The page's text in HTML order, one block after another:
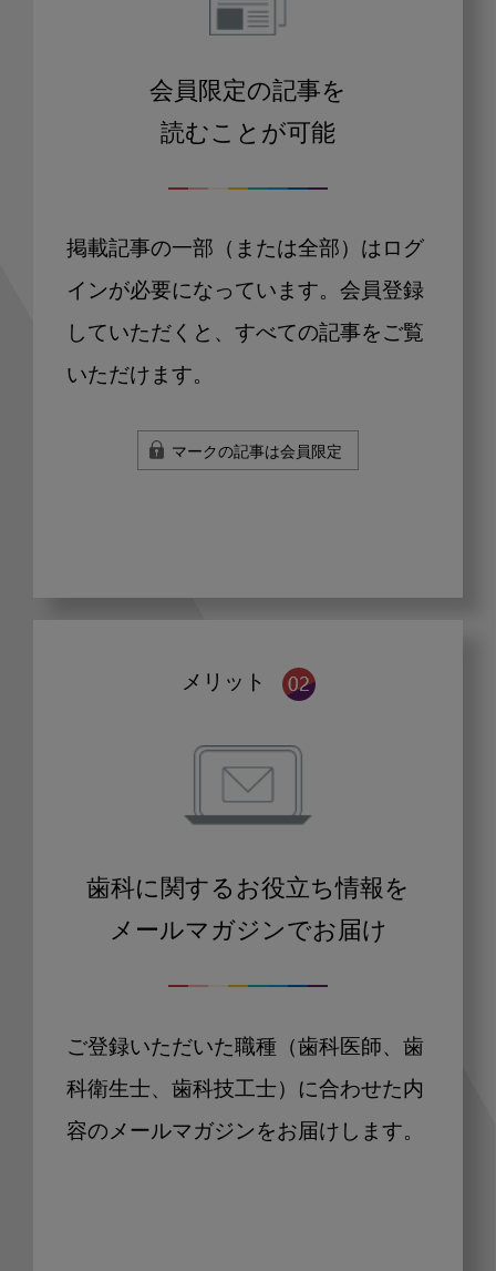
会員限定の記事を
読むことが可能
掲載記事の一部（または全部）はログ
インが必要になっています。会員登録
していただくと、すべての記事をご覧
いただけます。
マークの記事は会員限定
メリット
歯科に関するお役立ち情報を
メールマガジンでお届け
ご登録いただいた職種（歯科医師、歯
科衛生士、歯科技工士）に合わせた内
容のメールマガジンをお届けします。